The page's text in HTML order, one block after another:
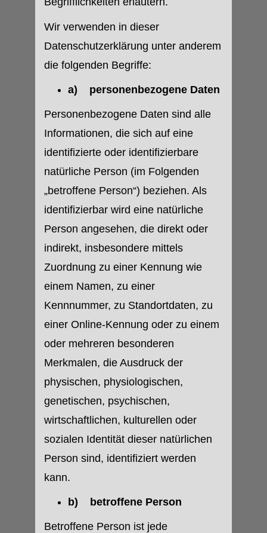
Wir verwenden in dieser
Datenschutzerklärung unter anderem
die folgenden Begriffe:
a) personenbezogene Daten
Personenbezogene Daten sind alle
Informationen, die sich auf eine
identifizierte oder identifizierbare
natürliche Person (im Folgenden
„betroffene Person“) beziehen. Als
identifizierbar wird eine natürliche
Person angesehen, die direkt oder
indirekt, insbesondere mittels
Zuordnung zu einer Kennung wie
einem Namen, zu einer
Kennnummer, zu Standortdaten, zu
einer Online-Kennung oder zu einem
oder mehreren besonderen
Merkmalen, die Ausdruck der
physischen, physiologischen,
genetischen, psychischen,
wirtschaftlichen, kulturellen oder
sozialen Identität dieser natürlichen
Person sind, identifiziert werden
kann.
b) betroffene Person
Betroffene Person ist jede